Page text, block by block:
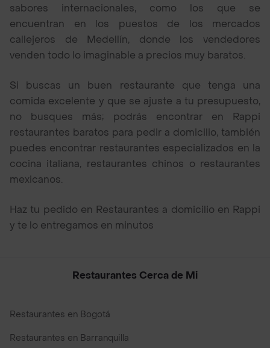
sabores internacionales, como los que se
encuentran en los puestos de los mercados
callejeros de Medellín, donde los vendedores
venden todo lo imaginable a precios muy baratos.
Si buscas un buen restaurante que tenga una
comida excelente y que se ajuste a tu presupuesto,
no busques más; podrás encontrar en Rappi
restaurantes baratos para pedir a domicilio, también
puedes encontrar restaurantes especializados en la
cocina italiana, restaurantes chinos o restaurantes
mexicanos.
Haz tu pedido en Restaurantes a domicilio en Rappi
y te lo entregamos en minutos
Restaurantes Cerca de Mi
Restaurantes en Bogotá
Restaurantes en Barranquilla